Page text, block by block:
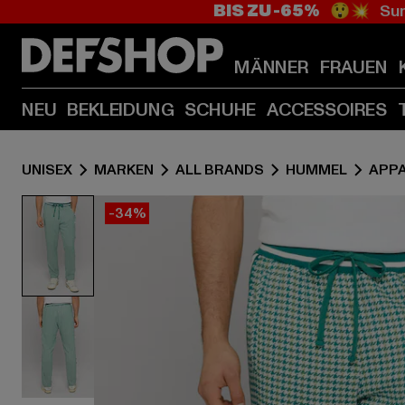
BIS ZU -65% 😲💥
MÄNNER FRAUEN
NEU BEKLEIDUNG SCHUHE ACCESSOIRES
UNISEX MARKEN ALL BRANDS HUMMEL
-34%